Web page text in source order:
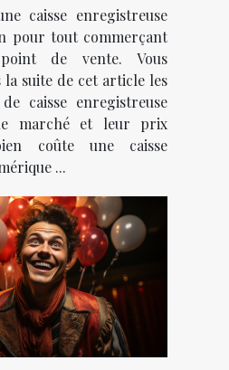
caisse enregistreuse
pour tout commerçant
de vente. Vous
suite de cet article les
caisse enregistreuse
marché et leur prix
coûte une caisse
...